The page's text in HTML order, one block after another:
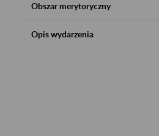
Obszar merytoryczny
Opis wydarzenia